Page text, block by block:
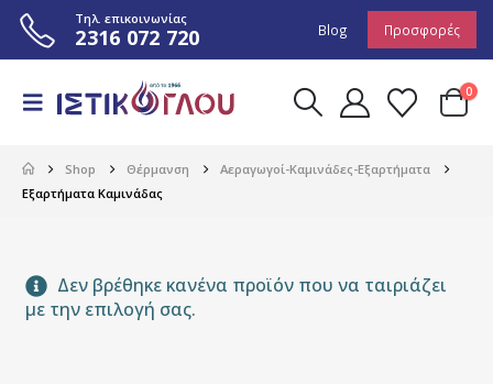
Τηλ. επικοινωνίας
2316 072 720 Blog Προσφορές
0
Shop Θέρμανση
Αεραγωγοί-Καμινάδες-Εξαρτήματα
Εξαρτήματα Καμινάδας
Δεν βρέθηκε κανένα προϊόν που να ταιριάζει
με την επιλογή σας.